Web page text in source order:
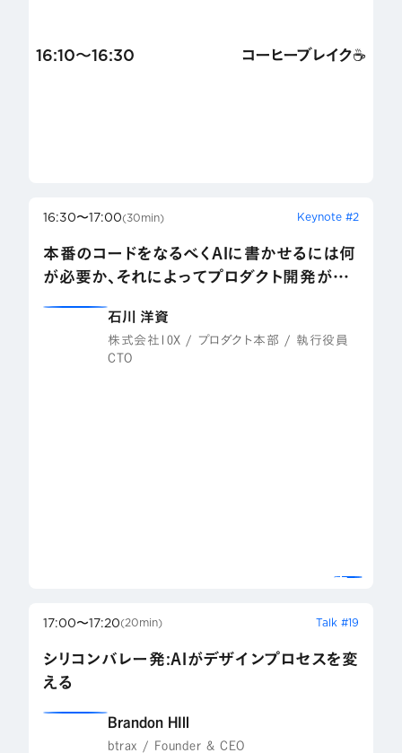
16:10〜16:30 コーヒーブレイク☕️
16:30〜17:00(30min) Keynote #2
本番のコードをなるべくAIに書かせるには何
が必要か、それによってプロダクト開発がど
石川 洋資
株式会社10X / プロダクト本部 / 執行役員
CTO
17:00〜17:20(20min) Talk #19
シリコンバレー発:AIがデザインプロセスを変
える
Brandon HIll
btrax / Founder & CEO